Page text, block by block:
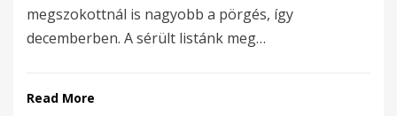
megszokottnál is nagyobb a pörgés, így
decemberben. A sérült listánk meg…
Read More